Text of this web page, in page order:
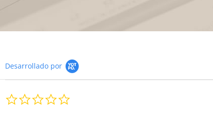
Desarrollado por